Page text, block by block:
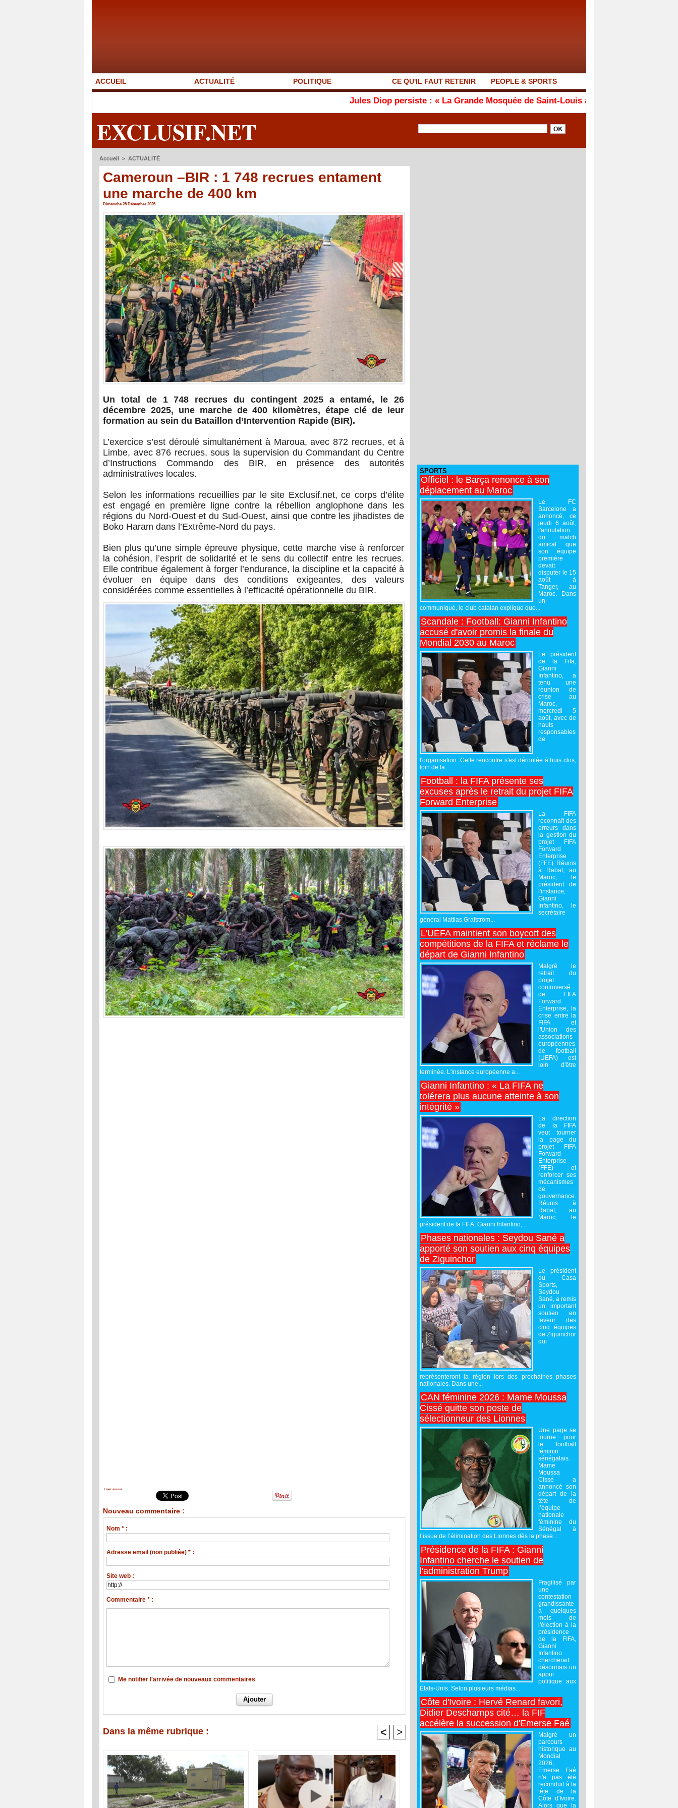
ACCUEIL ACTUALITÉ POLITIQUE CE QU'IL FAUT RETENIR PEOPLE & SPORTS
Jules Diop persiste : « La Grande Mosquée de Saint-Louis a été érigée entre 1838 et
EXCLUSIF.NET
Accueil > ACTUALITÉ
Cameroun –BIR : 1 748 recrues entament
une marche de 400 km
Dimanche 28 Décembre 2025
Un total de 1 748 recrues du contingent 2025 a entamé, le 26
décembre 2025, une marche de 400 kilomètres, étape clé de leur
formation au sein du Bataillon d’Intervention Rapide (BIR).
L’exercice s’est déroulé simultanément à Maroua, avec 872 recrues, et à
Limbe, avec 876 recrues, sous la supervision du Commandant du Centre
d’Instructions Commando des BIR, en présence des autorités
administratives locales.
Selon les informations recueillies par le site Exclusif.net, ce corps d’élite
est engagé en première ligne contre la rébellion anglophone dans les
régions du Nord-Ouest et du Sud-Ouest, ainsi que contre les jihadistes de
Boko Haram dans l’Extrême-Nord du pays.
Bien plus qu’une simple épreuve physique, cette marche vise à renforcer
la cohésion, l’esprit de solidarité et le sens du collectif entre les recrues.
Elle contribue également à forger l’endurance, la discipline et la capacité à
évoluer en équipe dans des conditions exigeantes, des valeurs
considérées comme essentielles à l’efficacité opérationnelle du BIR.
Lisez encore
Nouveau commentaire :
Nom * :
Adresse email (non publiée) * :
Site web :
Commentaire * :
Me notifier l'arrivée de nouveaux commentaires
Dans la même rubrique : < >
SPORTS
Officiel : le Barça renonce à son
déplacement au Maroc
Le FC
Barcelone a
annoncé, ce
jeudi 6 août,
l'annulation
du match
amical que
son équipe
première
devait
disputer le 15
août à
Tanger, au
Maroc. Dans
un
communiqué, le club catalan explique que...
Scandale : Football: Gianni Infantino
accusé d'avoir promis la finale du
Mondial 2030 au Maroc
Le président
de la Fifa,
Gianni
Infantino, a
tenu une
réunion de
crise au
Maroc,
mercredi 5
août, avec de
hauts
responsables
de
l'organisation. Cette rencontre s'est déroulée à huis clos,
loin de la...
Football : la FIFA présente ses
excuses après le retrait du projet FIFA
Forward Enterprise
La FIFA
reconnaît des
erreurs dans
la gestion du
projet FIFA
Forward
Enterprise
(FFE). Réunis
à Rabat, au
Maroc, le
président de
l'instance,
Gianni
Infantino, le
secrétaire
général Mattias Grafström...
L'UEFA maintient son boycott des
compétitions de la FIFA et réclame le
départ de Gianni Infantino
Malgré le
retrait du
projet
controversé
de FIFA
Forward
Enterprise, la
crise entre la
FIFA et
l'Union des
associations
européennes
de football
(UEFA) est
loin d'être
terminée. L'instance européenne a...
Gianni Infantino : « La FIFA ne
tolérera plus aucune atteinte à son
intégrité »
La direction
de la FIFA
veut tourner
la page du
projet FIFA
Forward
Enterprise
(FFE) et
renforcer ses
mécanismes
de
gouvernance.
Réunis à
Rabat, au
Maroc, le
président de la FIFA, Gianni Infantino,...
Phases nationales : Seydou Sané a
apporté son soutien aux cinq équipes
de Ziguinchor
Le président
du Casa
Sports,
Seydou
Sané, a remis
un important
soutien en
faveur des
cinq équipes
de Ziguinchor
qui
représenteront la région lors des prochaines phases
nationales. Dans une...
CAN féminine 2026 : Mame Moussa
Cissé quitte son poste de
sélectionneur des Lionnes
Une page se
tourne pour
le football
féminin
sénégalais.
Mame
Moussa
Cissé a
annoncé son
départ de la
tête de
l’équipe
nationale
féminine du
Sénégal à
l’issue de l’élimination des Lionnes dès la phase...
Présidence de la FIFA : Gianni
Infantino cherche le soutien de
l'administration Trump
Fragilisé par
une
contestation
grandissante
à quelques
mois de
l'élection à la
présidence
de la FIFA,
Gianni
Infantino
chercherait
désormais un
appui
politique aux
États-Unis. Selon plusieurs médias...
Côte d'Ivoire : Hervé Renard favori,
Didier Deschamps cité… la FIF
accélère la succession d'Emerse Faé
Malgré un
parcours
historique au
Mondial
2026,
Emerse Faé
n'a pas été
reconduit à la
tête de la
Côte d'Ivoire.
Alors que la